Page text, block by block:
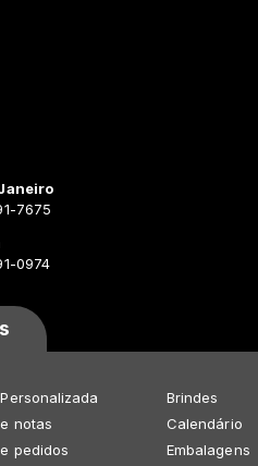
7675
0974
notas
pedidos
Brindes
Calendário
Embalagens